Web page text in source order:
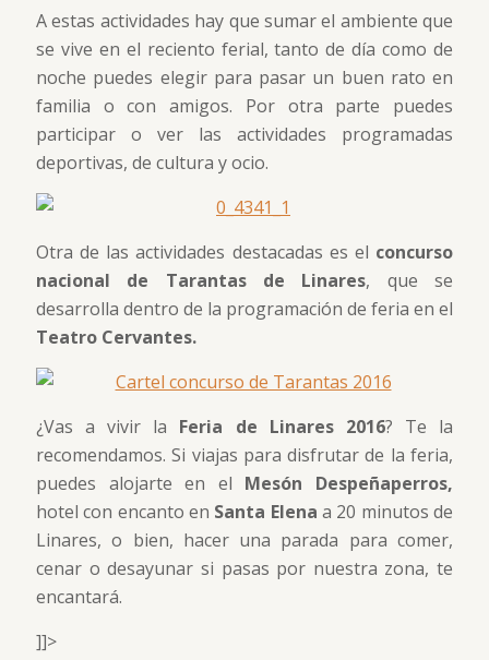
A estas actividades hay que sumar el ambiente que
se vive en el reciento ferial, tanto de día como de
noche puedes elegir para pasar un buen rato en
familia o con amigos. Por otra parte puedes
participar o ver las actividades programadas
deportivas, de cultura y ocio.
Otra de las actividades destacadas es el concurso
nacional de Tarantas de Linares, que se
desarrolla dentro de la programación de feria en el
Teatro Cervantes.
¿Vas a vivir la Feria de Linares 2016? Te la
recomendamos. Si viajas para disfrutar de la feria,
puedes alojarte en el Mesón Despeñaperros,
hotel con encanto en Santa Elena a 20 minutos de
Linares, o bien, hacer una parada para comer,
cenar o desayunar si pasas por nuestra zona, te
encantará.
]]>